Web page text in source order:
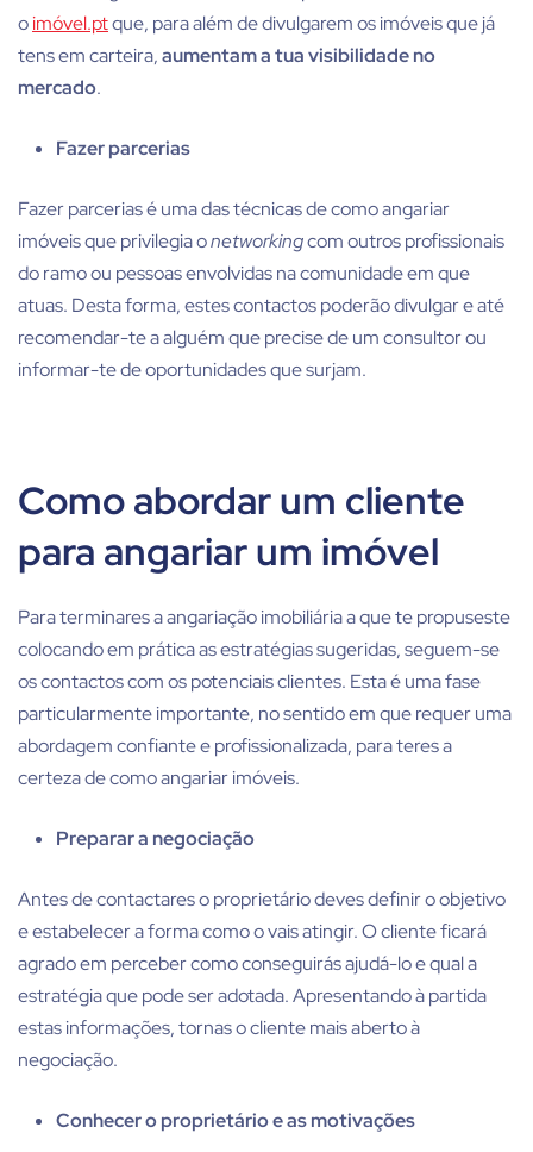
oimóvel.ptque, para além de divulgarem os imóveis que já
tens em carteira,aumentam a tua visibilidade no
mercado.
Fazer parcerias
Fazer parcerias é uma dastécnicas de como angariar
imóveisque privilegia onetworkingcom outros profissionais
do ramo ou pessoas envolvidas na comunidade em que
atuas. Desta forma, estes contactos poderão divulgar e até
recomendar-te a alguém que precise de um consultor ou
informar-te de oportunidades que surjam.
Como abordar um cliente
para angariar um imóvel
Para terminares aangariação imobiliáriaa que te propuseste
colocando em prática as estratégias sugeridas, seguem-se
os contactos com os potenciais clientes. Esta é uma fase
particularmente importante, no sentido em que requer uma
abordagem confiante e profissionalizada, para teres a
certeza de como angariar imóveis.
Preparar a negociação
Antes de contactares o proprietário deves definir o objetivo
e estabelecer a forma como o vais atingir. O cliente ficará
agrado em perceber como conseguirás ajudá-lo e qual a
estratégia que pode ser adotada. Apresentando à partida
estas informações, tornas o cliente mais aberto à
negociação.
Conhecer o proprietário e as motivações